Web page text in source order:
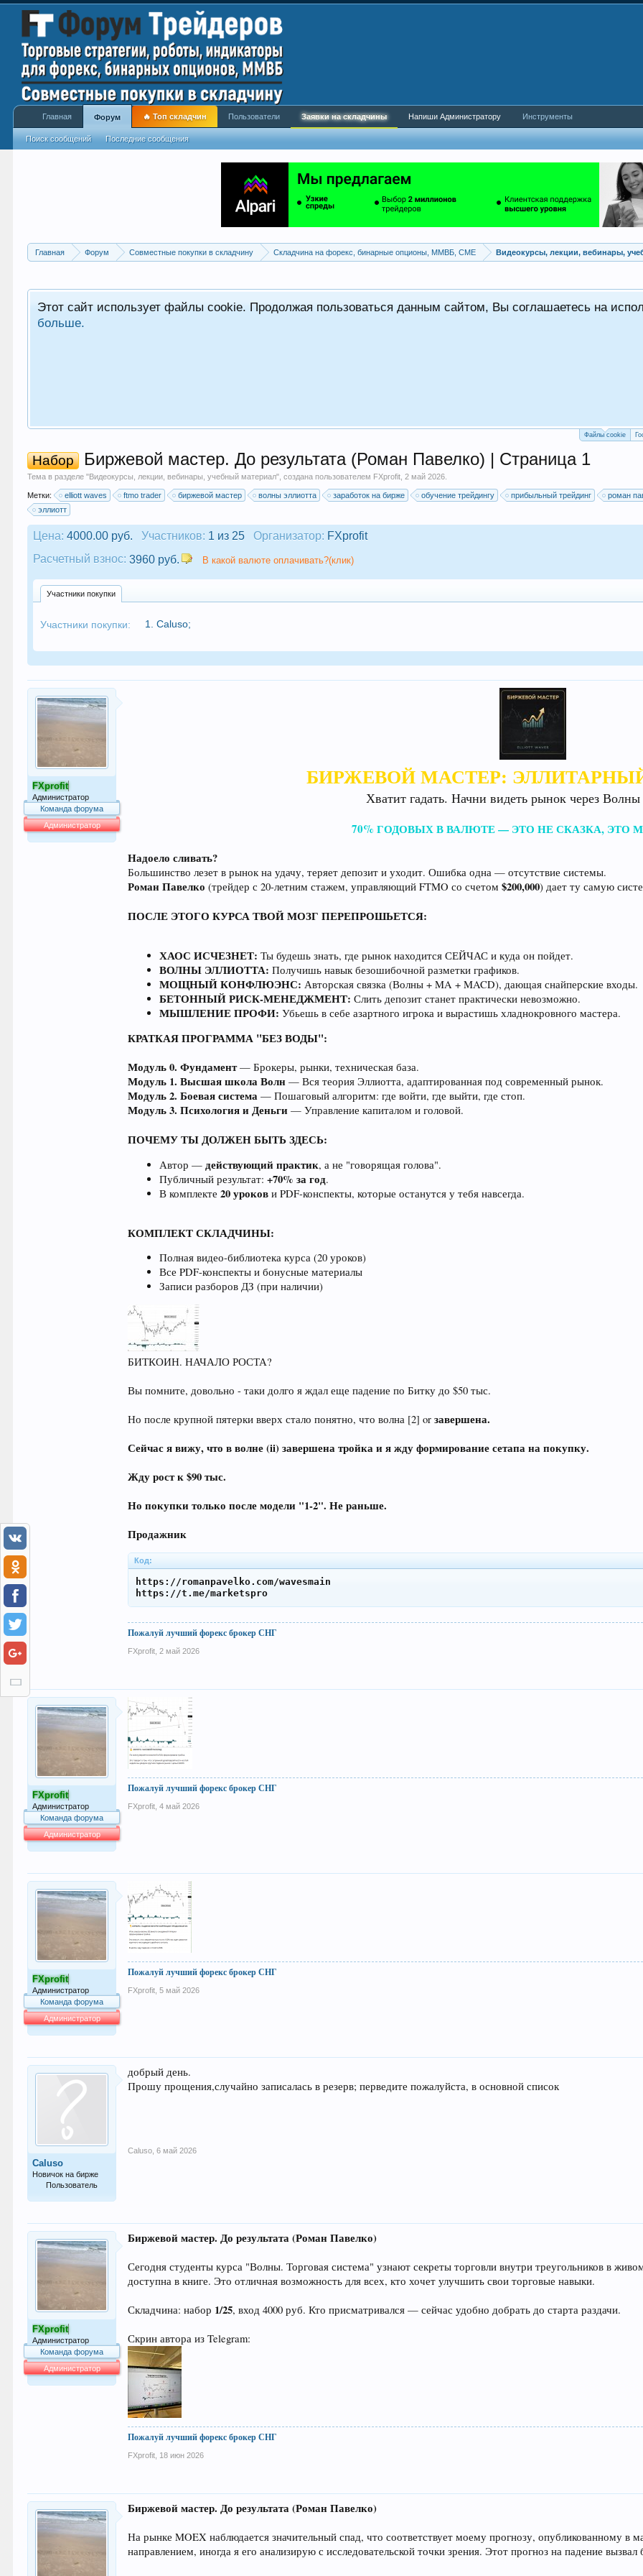
Главная Форум Совместные покупки в складчину Складчина на форекс, бинарные опционы, ММВБ, CME Видеокурсы, лекции, вебинары,
Этот сайт использует файлы cookie. Продолжая пользоваться данным сайтом, Вы соглашаетесь на
больше.
Файлы cookie
Набор Биржевой мастер. До результата (Роман Павелко) | Страница 1
Тема в разделе "Видеокурсы, лекции, вебинары, учебный материал", создана пользователем FXprofit ,2 май 2026
Метки: elliott waves ftmo trader биржевой мастер волны эллиотта заработок на бирже обучение трейдингу прибыльный трейдинг роман
эллиотт
Цена: 4000.00 руб. Участников: 1 из 25 Организатор: FXprofit
Расчетный взнос: 3960 руб. В какой валюте оплачивать?(клик)
Участники покупки
Участники покупки: 1.Caluso;
FXprofit
Администратор
Команда форума
Администратор
БИРЖЕВОЙ МАСТЕР:
Хватит гадать. Начни видеть рынок через
70% ГОДОВЫХ В ВАЛЮТЕ — ЭТО НЕ СКАЗКА, ЭТО
Надоело сливать?
Большинство лезет в рынок на удачу, теряет депозит и уходит. Ошибка одна — отсутствие системы.
Роман Павелко (трейдер с 20-летним стажем, управляющий FTMO со счетом$200,000) дает ту самую
ПОСЛЕ ЭТОГО КУРСА ТВОЙ МОЗГ ПЕРЕПРОШЬЕТСЯ:
ХАОС ИСЧЕЗНЕТ: Ты будешь знать, где рынок находится СЕЙЧАС и куда он пойдет.
ВОЛНЫ ЭЛЛИОТТА: Получишь навык безошибочной разметки графиков.
МОЩНЫЙ КОНФЛЮЭНС: Авторская связка (Волны + MA + MACD), дающая снайперские входы.
БЕТОННЫЙ РИСК-МЕНЕДЖМЕНТ: Слить депозит станет практически невозможно.
МЫШЛЕНИЕ ПРОФИ: Убьешь в себе азартного игрока и вырастишь хладнокровного мастера.
КРАТКАЯ ПРОГРАММА "БЕЗ ВОДЫ":
Модуль 0. Фундамент— Брокеры, рынки, техническая база.
Модуль 1. Высшая школа Волн — Вся теория Эллиотта, адаптированная под современный рынок.
Модуль 2. Боевая система — Пошаговый алгоритм: где войти, где выйти, где стоп.
Модуль 3. Психология и Деньги — Управление капиталом и головой.
ПОЧЕМУ ТЫ ДОЛЖЕН БЫТЬ ЗДЕСЬ:
Автор —действующий практик, а не "говорящая голова".
Публичный результат:+70% за год.
В комплекте20 уроков и PDF-конспекты, которые останутся у тебя навсегда.
КОМПЛЕКТ СКЛАДЧИНЫ:
Полная видео-библиотека курса (20 уроков)
Все PDF-конспекты и бонусные материалы
Записи разборов ДЗ (при наличии)
БИТКОИН. НАЧАЛО РОСТА?
Вы помните, довольно - таки долго я ждал еще падение по Битку до $50 тыс.
Но после крупной пятерки вверх стало понятно, что волна [2] orзавершена.
Сейчас я вижу, что в волне (ii) завершена тройка и я жду формирование сетапа на покупку.
Жду рост к $90 тыс.
Но покупки только после модели "1-2". Не раньше.
Продажник
Код:
https://romanpavelko.com/wavesmain
https://t.me/marketspro
Пожалуй лучший форекс брокер СНГ
FXprofit 2 май 2026
FXprofit
Администратор
Команда форума
Администратор
Пожалуй лучший форекс брокер СНГ
FXprofit 4 май 2026
FXprofit
Администратор
Команда форума
Администратор
Пожалуй лучший форекс брокер СНГ
FXprofit 5 май 2026
Caluso
Новичок на бирже
Пользователь
добрый день.
Прошу прощения,случайно записалась в резерв; перведите пожалуйста, в основной список
Caluso 6 май 2026
FXprofit
Администратор
Команда форума
Администратор
Биржевой мастер. До результата (Роман Павелко)
Сегодня студенты курса "Волны. Торговая система" узнают секреты торговли внутри треугольников в
доступна в книге. Это отличная возможность для всех, кто хочет улучшить свои торговые навыки.
Складчина: набор 1/25, вход 4000 руб. Кто присматривался — сейчас удобно добрать до старта раздачи.
Скрин автора из Telegram:
Пожалуй лучший форекс брокер СНГ
FXprofit 18 июн 2026
Биржевой мастер. До результата (Роман Павелко)
На рынке MOEX наблюдается значительный спад, что соответствует моему прогнозу, опубликованному
направлением, иногда я его анализирую с исследовательской точки зрения. Этот прогноз на падение
Главная Форум
Поиск сообщений Последние сообщения
🔥 Топ складчин Пользователи Заявки на складчины Напиши Администратору Инструменты